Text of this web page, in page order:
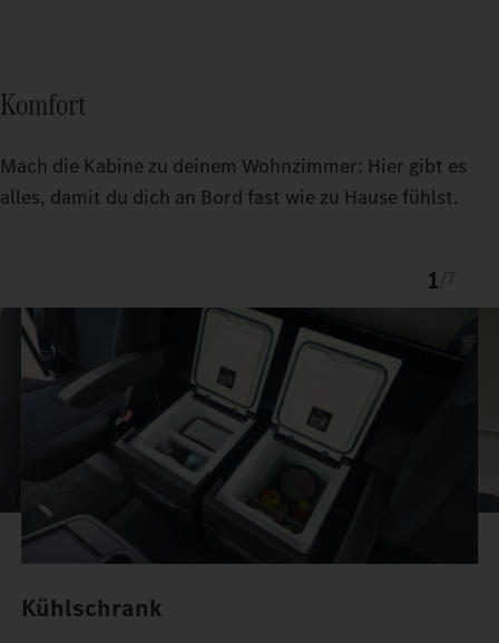
Komfort
Mach die Kabine zu deinem Wohnzimmer: Hier gibt es
alles, damit du dich an Bord fast wie zu Hause fühlst.
1
Kühlschrank